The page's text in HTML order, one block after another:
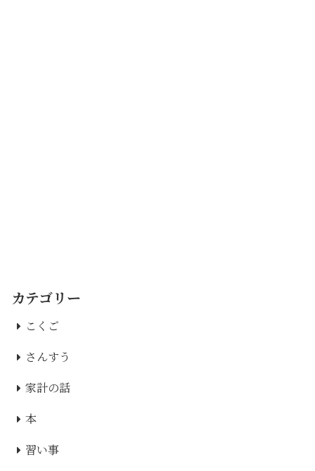
カテゴリー
こくご
さんすう
家計の話
本
習い事